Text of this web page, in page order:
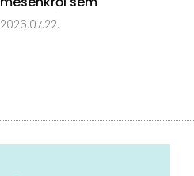
2026.07.22.